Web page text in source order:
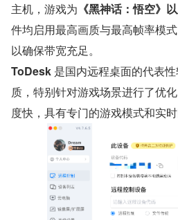
主机，游戏为 《黑神话：悟空》
件均启用最高画质与最高帧率模
以确保带宽充足。
ToDesk 是国内远程桌面的代表
质，特别针对游戏场景进行了优
度快，具有专门的游戏模式和实时